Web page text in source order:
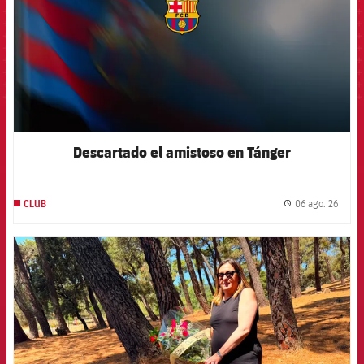
Descartado el amistoso en Tánger
CLUB 06 ago. 26
FCB Barcelona badge